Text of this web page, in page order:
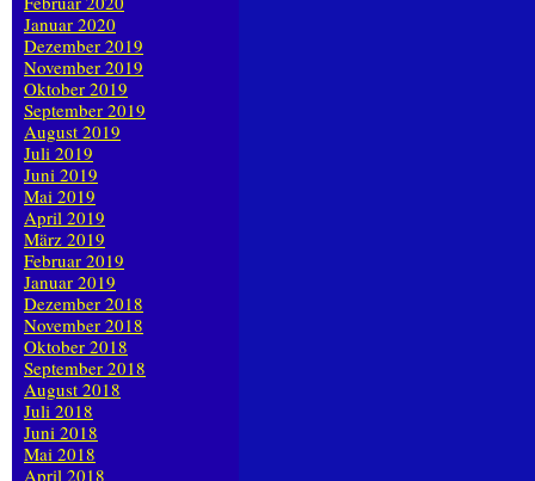
Januar 2020
Dezember 2019
November 2019
Oktober 2019
September 2019
August 2019
Juli 2019
Juni 2019
Mai 2019
April 2019
März 2019
Februar 2019
Januar 2019
Dezember 2018
November 2018
Oktober 2018
September 2018
August 2018
Juli 2018
Juni 2018
Mai 2018
April 2018